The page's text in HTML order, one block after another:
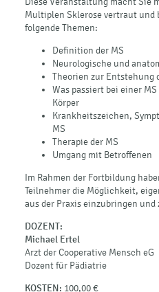
Multiplen Sklerose vertraut und
folgende Themen:
Definition der MS
Neurologische und
Theorien zur Entstehung
Was passiert bei einer
Körper
Krankheitszeichen,
MS
Therapie der MS
Umgang mit Betroffenen
Im Rahmen der Fortbildung
Teilnehmer die Möglichkeit,
aus der Praxis einzubringen
DOZENT:
Michael Ertel
Arzt der Cooperative Mensch eG
Dozent für Pädiatrie
KOSTEN: 100,00 €